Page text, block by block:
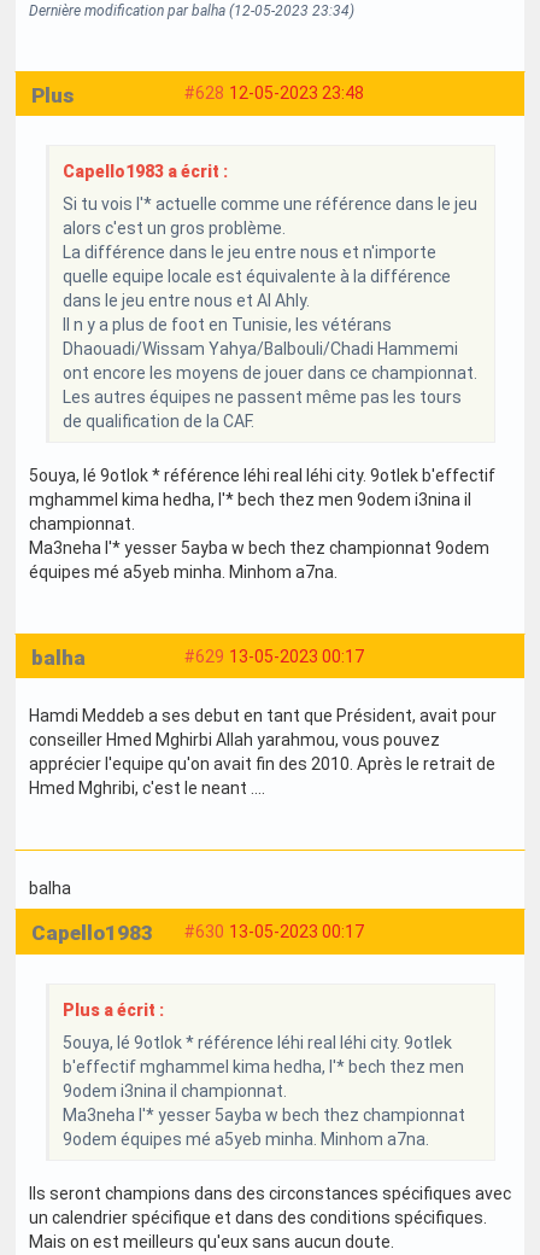
Dernière modification par balha (12-05-2023 23:34)
#628 12-05-2023 23:48
Plus
Capello1983 a écrit :
Si tu vois l'* actuelle comme une référence dans le jeu
alors c'est un gros problème.
La différence dans le jeu entre nous et n'importe
quelle equipe locale est équivalente à la différence
dans le jeu entre nous et Al Ahly.
Il n y a plus de foot en Tunisie, les vétérans
Dhaouadi/Wissam Yahya/Balbouli/Chadi Hammemi
ont encore les moyens de jouer dans ce championnat.
Les autres équipes ne passent même pas les tours
de qualification de la CAF.
5ouya, lé 9otlok * référence léhi real léhi city. 9otlek b'effectif
mghammel kima hedha, l'* bech thez men 9odem i3nina il
championnat.
Ma3neha l'* yesser 5ayba w bech thez championnat 9odem
équipes mé a5yeb minha. Minhom a7na.
#629 13-05-2023 00:17
balha
Hamdi Meddeb a ses debut en tant que Président, avait pour
conseiller Hmed Mghirbi Allah yarahmou, vous pouvez
apprécier l'equipe qu'on avait fin des 2010. Après le retrait de
Hmed Mghribi, c'est le neant ....
balha
#630 13-05-2023 00:17
Capello1983
Plus a écrit :
5ouya, lé 9otlok * référence léhi real léhi city. 9otlek
b'effectif mghammel kima hedha, l'* bech thez men
9odem i3nina il championnat.
Ma3neha l'* yesser 5ayba w bech thez championnat
9odem équipes mé a5yeb minha. Minhom a7na.
Ils seront champions dans des circonstances spécifiques avec
un calendrier spécifique et dans des conditions spécifiques.
Mais on est meilleurs qu'eux sans aucun doute.